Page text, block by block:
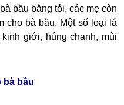
bầu bằng tỏi, các mẹ còn
cho bà bầu. Một số loại lá
giới, húng chanh, mùi
bà bầu